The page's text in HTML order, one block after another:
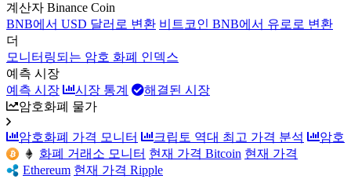
계산자 Binance Coin
BNB에서 USD 달러로 변환 비트코인 BNB에서 유로로 변환
더
모니터링되는 암호 화폐 인덱스
예측 시장
예측 시장
시장 통계
해결된 시장
암호화폐 물가
암호화폐 가격 모니터 크립토 역대 최고 가격 분석
암호
화폐 거래소 모니터 현재 가격 Bitcoin 현재 가격
Ethereum 현재 가격 Ripple